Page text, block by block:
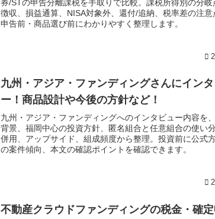
券/STの申告分離課税を手取りで比較。課税所得別の分岐
徴収、損益通算、NISA対象外、還付/追納、税率差の注意
申告前・商品選び前にわかりやすく整理します。
九州・アジア・ファンディングさんにイン
ー！商品設計や今後の方針など！
九州・アジア・ファンディングへのインタビュー内容を
背景、福岡中心の投資方針、匿名組合と任意組合の使い
併用、アップサイド、組成頻度から整理。投資前に公式
の案件傾向、本文の確認ポイントを確認できます。
不動産クラウドファンディングの税金・確定